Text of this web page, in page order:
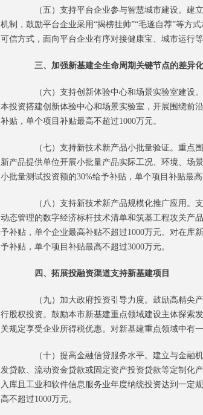
（五）支持平台企业参与智慧城市建设。建立
机制，鼓励平台企业采用“揭榜挂帅”“毛遂自荐”等方
可信方式，面向平台企业有序对接健康宝、城市运行
三、加强新基建全生命周期关键节点的差异
（六）支持创新体验中心和场景实验室建设。
本投资搭建创新体验中心和场景实验室，开展围绕前
补贴，单个项目补贴最高不超过1000万元。
（七）支持新技术新产品小批量验证。重点围
新产品提供单位开展小批量产品实际工况、环境、场
小批量测试投资额的30%给予补贴，单个项目补贴最高
（八）支持新技术新产品规模化推广应用。支
动态管理的数字经济标杆技术清单和筑基工程攻关产
予补贴，单个企业最高补贴不超过1000万元。对在库
予补贴，单个项目补贴最高不超过3000万元。
四、拓展投融资渠道支持新基建项目
（九）加大政府投资引导力度。鼓励高精尖产
行股权投资。鼓励本市新基建重点领域建设主体探索
关规定享受企业所得税优惠。对新基建重点领域中有
（十）提高金融信贷服务水平。建立与金融机
发贷款、流动资金贷款或固定资产投资贷款等定制化
入库且工业和软件信息服务业年度纳统投资达到一定
高不超过1000万元。